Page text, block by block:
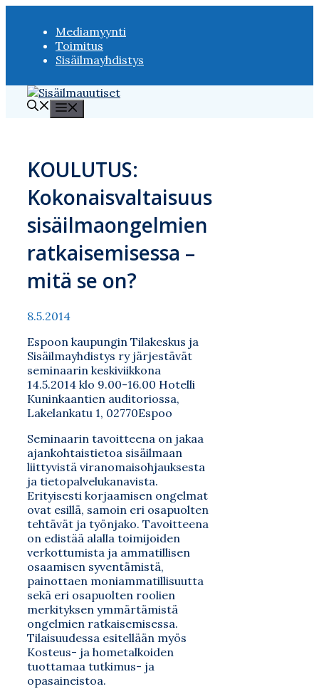
Mediamyynti
Toimitus
Sisäilmayhdistys
KOULUTUS:
Kokonaisvaltaisuus
sisäilmaongelmien
ratkaisemisessa –
mitä se on?
8.5.2014
Espoon kaupungin Tilakeskus ja
Sisäilmayhdistys ry järjestävät
seminaarin keskiviikkona
14.5.2014 klo 9.00-16.00 Hotelli
Kuninkaantien auditoriossa,
Lakelankatu 1, 02770Espoo
Seminaarin tavoitteena on jakaa
ajankohtaistietoa sisäilmaan
liittyvistä viranomaisohjauksesta
ja tietopalvelukanavista.
Erityisesti korjaamisen ongelmat
ovat esillä, samoin eri osapuolten
tehtävät ja työnjako. Tavoitteena
on edistää alalla toimijoiden
verkottumista ja ammatillisen
osaamisen syventämistä,
painottaen moniammatillisuutta
sekä eri osapuolten roolien
merkityksen ymmärtämistä
ongelmien ratkaisemisessa.
Tilaisuudessa esitellään myös
Kosteus- ja hometalkoiden
tuottamaa tutkimus- ja
opasaineistoa.